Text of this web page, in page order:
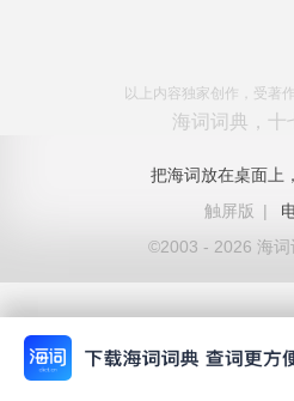
以上内容独家创作，受著
海词词典，十
把海词放在桌面上
触屏版
|
©2003 - 2026 海词